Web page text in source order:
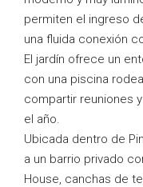
permiten el ingreso
una fluida conexión
El jardín ofrece un
con una piscina
compartir reuniones
el año.
Ubicada dentro de
a un barrio privado
House, canchas de